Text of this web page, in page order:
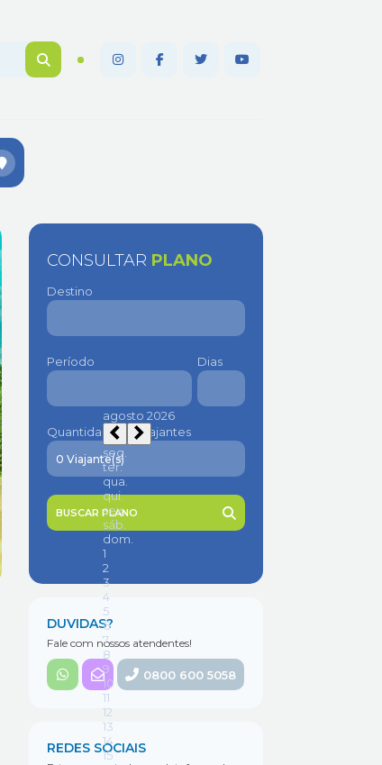
CONSULTAR PLANO
Destino
Período Dias
Quantidade de viajantes
BUSCAR PLANO
DUVIDAS?
Fale com nossos atendentes!
0800 600 5058
REDES SOCIAIS